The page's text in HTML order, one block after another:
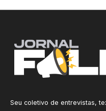
Seu coletivo de entrevistas,